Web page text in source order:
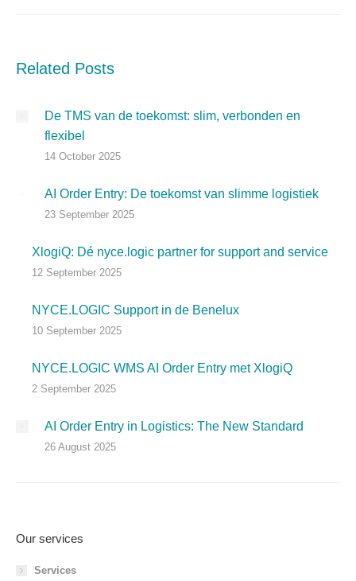
Related Posts
De TMS van de toekomst: slim, verbonden en
flexibel
14 October 2025
AI Order Entry: De toekomst van slimme logistiek
23 September 2025
XlogiQ: Dé nyce.logic partner for support and service
12 September 2025
NYCE.LOGIC Support in de Benelux
10 September 2025
NYCE.LOGIC WMS AI Order Entry met XlogiQ
2 September 2025
AI Order Entry in Logistics: The New Standard
26 August 2025
Our services
Services